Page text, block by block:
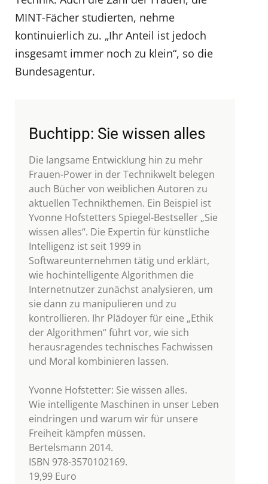
MINT-Fächer studierten, nehme
kontinuierlich zu. „Ihr Anteil ist jedoch
insgesamt immer noch zu klein“, so die
Bundesagentur.
Buchtipp: Sie wissen alles
Die langsame Entwicklung hin zu mehr
Frauen-Power in der Technikwelt belegen
auch Bücher von weiblichen Autoren zu
aktuellen Technikthemen. Ein Beispiel ist
Yvonne Hofstetters Spiegel-Bestseller „Sie
wissen alles“. Die Expertin für künstliche
Intelligenz ist seit 1999 in
Softwareunternehmen tätig und erklärt,
wie hochintelligente Algorithmen die
Internetnutzer zunächst analysieren, um
sie dann zu manipulieren und zu
kontrollieren. Ihr Plädoyer für eine „Ethik
der Algorithmen“ führt vor, wie sich
herausragendes technisches Fachwissen
und Moral kombinieren lassen.
Yvonne Hofstetter: Sie wissen alles.
Wie intelligente Maschinen in unser Leben
eindringen und warum wir für unsere
Freiheit kämpfen müssen.
Bertelsmann 2014.
ISBN 978-3570102169.
19,99 Euro